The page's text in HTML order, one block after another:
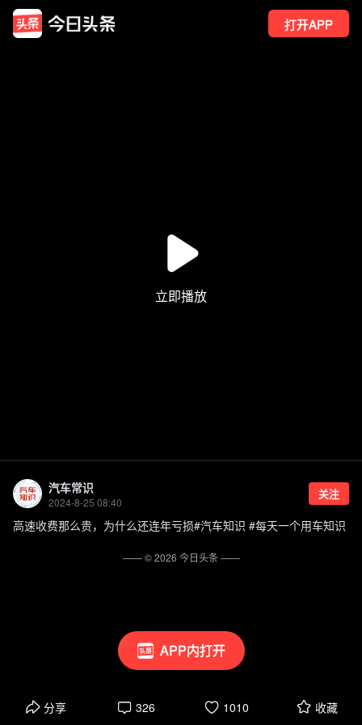
打开APP
APP内打开
汽车常识
2024-8-25 08:40
关注
高速收费那么贵，为什么还连年亏损#汽车知识 #每天一个用车知识
分享 326 1010 收藏
—— ©2026 今日头条——